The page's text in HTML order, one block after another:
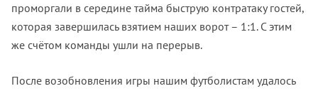
проморгали в середине тайма быструю контратаку гостей,
которая завершилась взятием наших ворот – 1:1. С этим
же счётом команды ушли на перерыв.
После возобновления игры нашим футболистам удалось